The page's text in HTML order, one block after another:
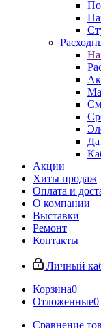
Акции
Хиты продаж
Оплата и
О компании
Выставки
Ремонт
Контакты
Личный
Корзина0
Отложенные0
Сравнение